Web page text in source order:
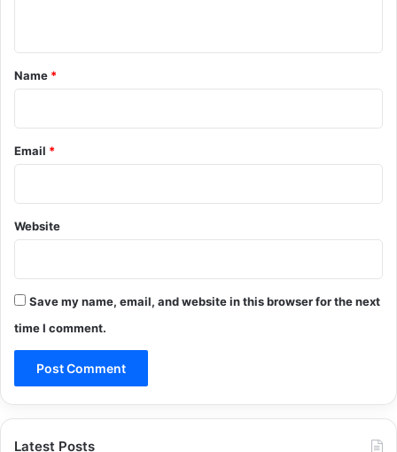
*
Name *
Email *
Website
Save my name, email, and website in this browser for the next
time I comment.
Latest Posts